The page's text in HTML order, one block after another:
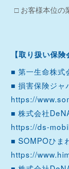
□ お客様本位の
【取り扱い保険
■ 第一生命株式
■ 損害保険ジャ
https://
■ 株式会社
https://ds-
■ SOMPOひま
https://